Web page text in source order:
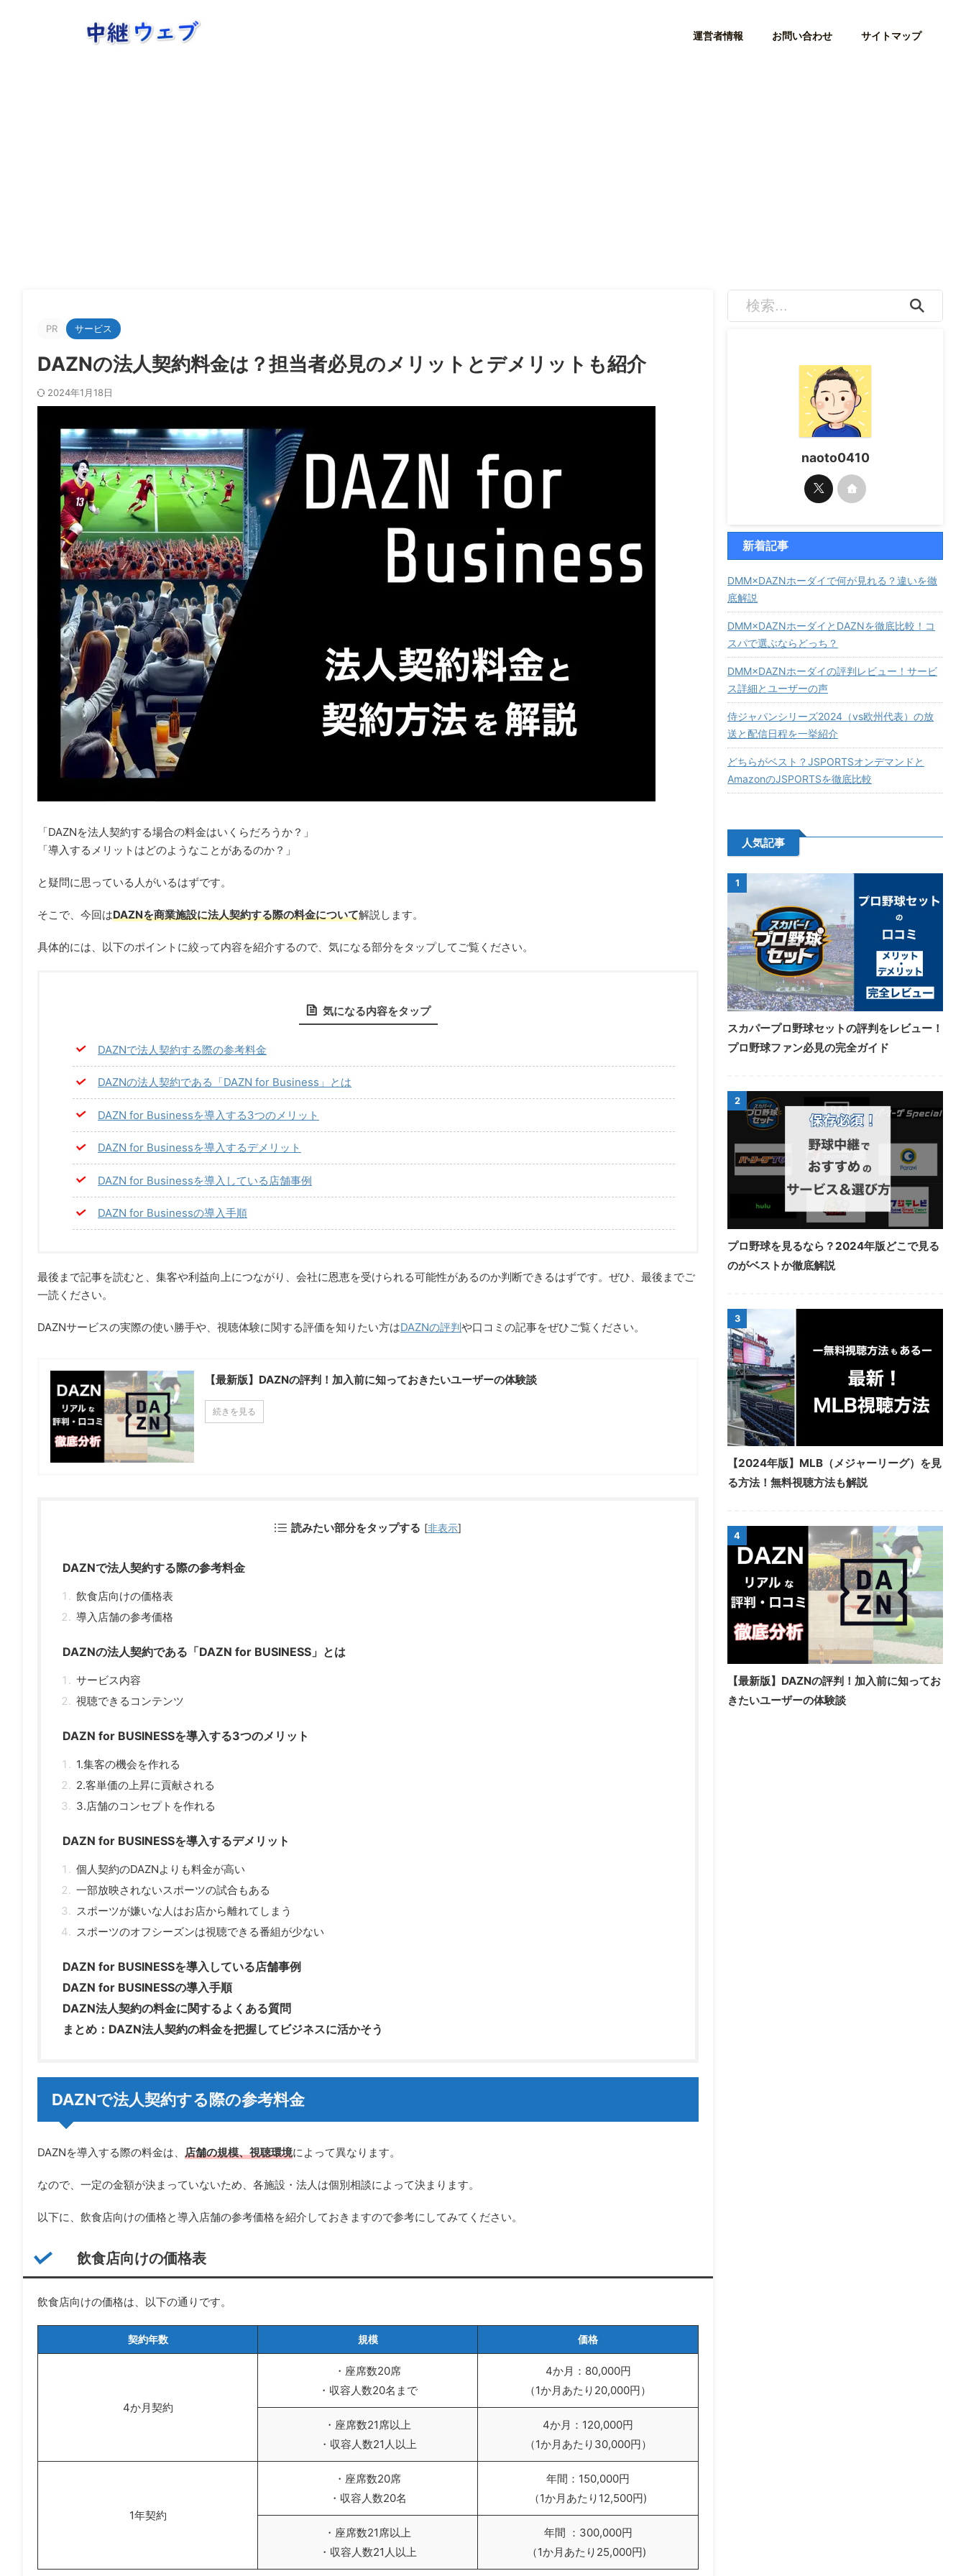
運営者情報 お問い合わせ サイトマップ
PR サービス
DAZNの法人契約料金は？担当者必見のメリットとデメリットも紹介
2024年1月18日
「DAZNを法人契約する場合の料金はいくらだろうか？」
「導入するメリットはどのようなことがあるのか？」
と疑問に思っている人がいるはずです。
そこで、今回はDAZNを商業施設に法人契約する際の料金について解説します。
具体的には、以下のポイントに絞って内容を紹介するので、気になる部分をタップしてご覧ください。
気になる内容をタップ
DAZNで法人契約する際の参考料金
DAZNの法人契約である「DAZN for Business」とは
DAZN for Businessを導入する3つのメリット
DAZN for Businessを導入するデメリット
DAZN for Businessを導入している店舗事例
DAZN for Businessの導入手順
最後まで記事を読むと、集客や利益向上につながり、会社に恩恵を受けられる可能性があるのか判断できるはずです。ぜひ、最後までご
一読ください。
DAZNサービスの実際の使い勝手や、視聴体験に関する評価を知りたい方はDAZNの評判 や口コミの記事をぜひご覧ください。
【最新版】DAZNの評判！加入前に知っておきたいユーザーの体験談
続きを見る
読みたい部分をタップする [非表示]
DAZNで法人契約する際の参考料金
飲食店向けの価格表
導入店舗の参考価格
DAZNの法人契約である「DAZN for BUSINESS」とは
サービス内容
視聴できるコンテンツ
DAZN for BUSINESSを導入する3つのメリット
1.集客の機会を作れる
2.客単価の上昇に貢献される
3.店舗のコンセプトを作れる
DAZN for BUSINESSを導入するデメリット
個人契約のDAZNよりも料金が高い
一部放映されないスポーツの試合もある
スポーツが嫌いな人はお店から離れてしまう
スポーツのオフシーズンは視聴できる番組が少ない
DAZN for BUSINESSを導入している店舗事例
DAZN for BUSINESSの導入手順
DAZN法人契約の料金に関するよくある質問
まとめ：DAZN法人契約の料金を把握してビジネスに活かそう
DAZNで法人契約する際の参考料金
DAZNを導入する際の料金は、 店舗の規模、視聴環境によって異なります。
なので、一定の金額が決まっていないため、各施設・法人は個別相談によって決まります。
以下に、飲食店向けの価格と導入店舗の参考価格を紹介しておきますので参考にしてみてください。
飲食店向けの価格表
飲食店向けの価格は、以下の通りです。
契約年数 規模 価格
4か月契約
・座席数20席
・収容人数20名まで
4か月：80,000円
（1か月あたり20,000円）
・座席数21席以上
・収容人数21人以上
4か月：120,000円
（1か月あたり30,000円）
1年契約
・座席数20席
・収容人数20名
年間：150,000円
（1か月あたり12,500円)
・座席数21席以上
・収容人数21人以上
年間 ：300,000円
（1か月あたり25,000円)
naoto0410
新着記事
DMM×DAZNホーダイで何が見れる？違いを徹
底解説
DMM×DAZNホーダイとDAZNを徹底比較！コ
スパで選ぶならどっち？
DMM×DAZNホーダイの評判レビュー！サービ
ス詳細とユーザーの声
侍ジャパンシリーズ2024（vs欧州代表）の放
送と配信日程を一挙紹介
どちらがベスト？JSPORTSオンデマンドと
AmazonのJSPORTSを徹底比較
人気記事
1
スカパープロ野球セットの評判をレビュー！
プロ野球ファン必見の完全ガイド
2
プロ野球を見るなら？2024年版どこで見る
のがベストか徹底解説
3
【2024年版】MLB（メジャーリーグ）を見
る方法！無料視聴方法も解説
4
【最新版】DAZNの評判！加入前に知ってお
きたいユーザーの体験談